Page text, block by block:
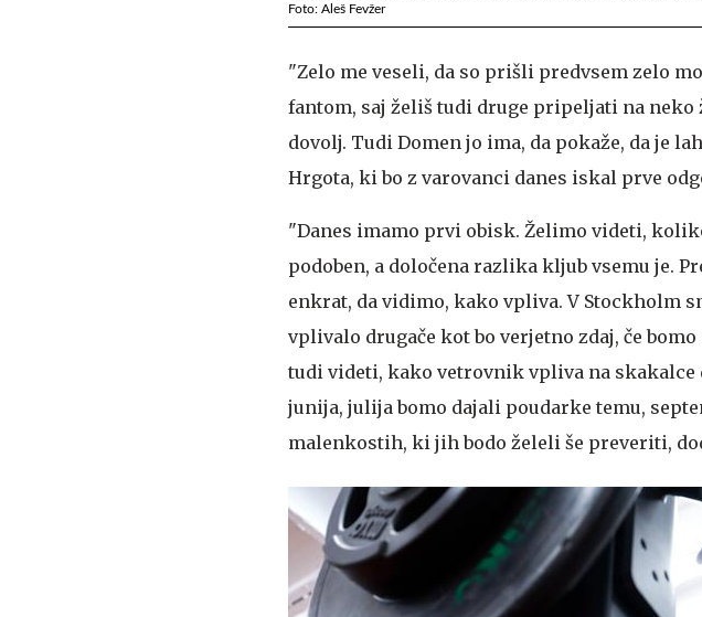
Foto: Aleš Fevžer
"Zelo me veseli, da so prišli predvsem zelo
fantom, saj želiš tudi druge pripeljati na neko
dovolj. Tudi Domen jo ima, da pokaže, da je
Hrgota, ki bo z varovanci danes iskal prve
"Danes imamo prvi obisk. Želimo videti,
podoben, a določena razlika kljub vsemu je.
enkrat, da vidimo, kako vpliva. V Stockholm
vplivalo drugače kot bo verjetno zdaj, če
tudi videti, kako vetrovnik vpliva na skakalce
junija, julija bomo dajali poudarke temu,
malenkostih, ki jih bodo želeli še preveriti,